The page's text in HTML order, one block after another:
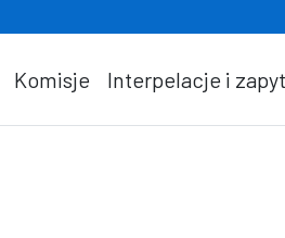
Komisje Interpelacje i